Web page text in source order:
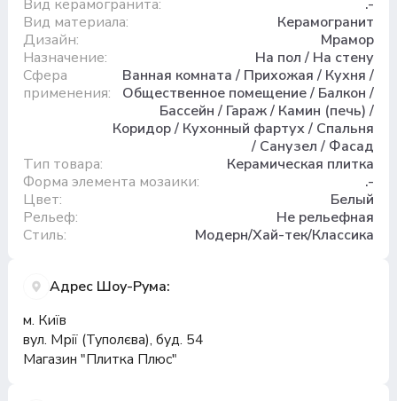
Вид керамогранита:
.-
Вид материала:
Керамогранит
Дизайн:
Мрамор
Назначение:
На пол / На стену
Сфера
применения:
Ванная комната / Прихожая / Кухня /
Общественное помещение / Балкон /
Бассейн / Гараж / Камин (печь) /
Коридор / Кухонный фартух / Спальня
/ Санузел / Фасад
Тип товара:
Керамическая плитка
Форма элемента мозаики:
.-
Цвет:
Белый
Рельеф:
Не рельефная
Стиль:
Модерн/Хай-тек/Классика
Адрес Шоу-Рума:
м. Київ
вул. Мрії (Туполєва), буд. 54
Магазин "Плитка Плюс"